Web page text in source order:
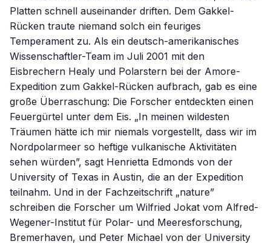
Platten schnell auseinander driften. Dem Gakkel-
Rücken traute niemand solch ein feuriges
Temperament zu. Als ein deutsch-amerikanisches
Wissenschaftler-Team im Juli 2001 mit den
Eisbrechern Healy und Polarstern bei der Amore-
Expedition zum Gakkel-Rücken aufbrach, gab es eine
große Überraschung: Die Forscher entdeckten einen
Feuergürtel unter dem Eis. „In meinen wildesten
Träumen hätte ich mir niemals vorgestellt, dass wir im
Nordpolarmeer so heftige vulkanische Aktivitäten
sehen würden”, sagt Henrietta Edmonds von der
University of Texas in Austin, die an der Expedition
teilnahm. Und in der Fachzeitschrift „nature”
schreiben die Forscher um Wilfried Jokat vom Alfred-
Wegener-Institut für Polar- und Meeresforschung,
Bremerhaven, und Peter Michael von der University